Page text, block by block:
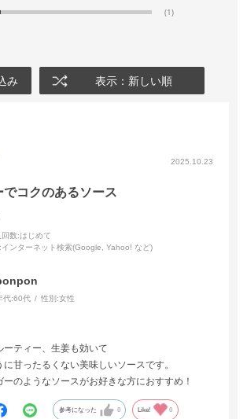
(1)
み 表示：新しい順
2025.10.23
でコクのあるソース
回数:はじめて
インターネット検索(Google, Yahoo! など)
代:60代 性別:女性
ーティー、生姜も効いて
甘ったるくない美味しいソースです。
のようなソースがお好きな方におすすめ！
参考になった 0 Like! 0